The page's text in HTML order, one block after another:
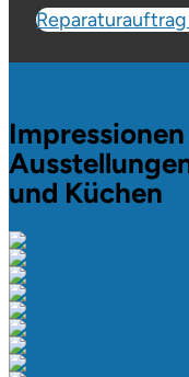
und Küchen